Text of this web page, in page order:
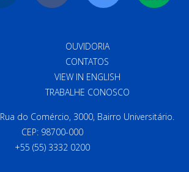
OUVIDORIA
CONTATOS
VIEW IN ENGLISH
TRABALHE CONOSCO
Rua do Comércio, 3000, Bairro Universitário.
CEP: 98700-000
+55 (55) 3332 0200